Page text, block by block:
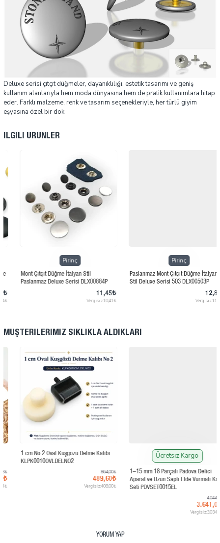
Deluxe serisi çıtçıt düğmeler, dayanıklılığı, estetik tasarımı ve geniş
kullanım alanlarıyla hem moda dünyasına hem de pratik kullanımlara hitap
eder. Farklı malzeme, renk ve tasarım seçenekleriyle, her türlü giyim
eşyasına özel bir dok
İLGILI ÜRÜNLER
Pirinç
Mont Çıtçıt Düğme İtalyan Stil
Paslanmaz Deluxe Serisi DLX00884P
11,45₺
Vergisiz:10,41₺
Pirinç
Paslanmaz Mont Çıtçıt Düğme İtalyan
Stil Deluxe Serisi 503 DLX00503P
12,81₺
Vergisiz:11,65₺
MÜŞTERILERIMIZ SIKLIKLA ALDIKLARI
İndirimde
1 cm No 2 Oval Kuşgözü Delme Kalıbı
KLPK0010OVLDELNO2
489,60₺
864,00₺
Vergisiz:408,00₺
İndirimde
Ücretsiz Kargo
1–15 mm 18 Parçalı Padova Delici
Aparat ve Uzun Saplı Elde Vurmalı Kalıp
Seti PDVSET0015EL
3.641,05₺
4.044,25₺
Vergisiz:3.034,21₺
YORUM YAP